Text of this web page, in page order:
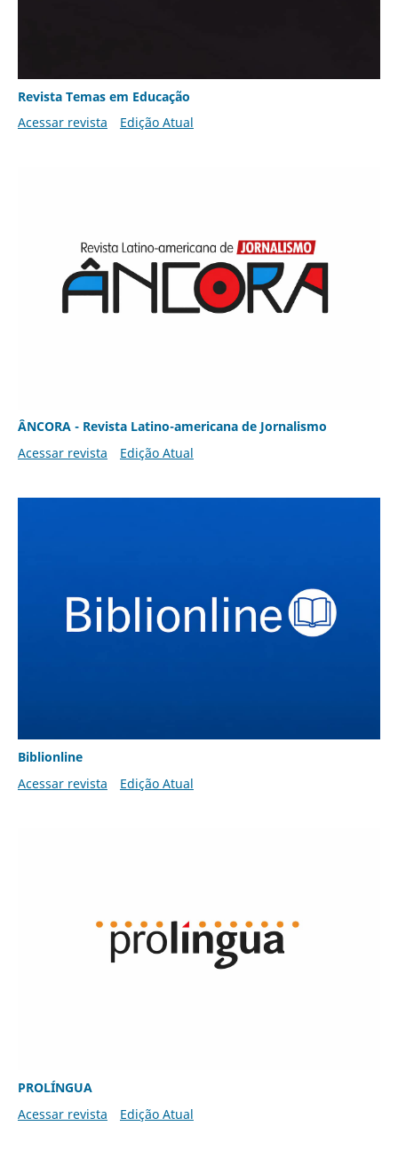
Revista Temas em Educação
Acessar revista
Edição Atual
ÂNCORA - Revista Latino-americana de Jornalismo
Acessar revista
Edição Atual
Biblionline
Acessar revista
Edição Atual
PROLÍNGUA
Acessar revista
Edição Atual